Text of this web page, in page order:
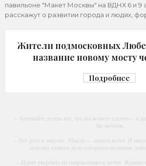
павильоне "Макет Москвы" на ВДНХ 6 и 9
расскажут о развитии города и людях,
Жители подмосковных
название новому мосту
Подробнее
-- Начинайте делать все, что вы можете сделать – и
бы мечтать.
-- Все дело в мыслях. Мысль — начало всего. И
поэтому главное дело совершенствования:
-- Идите уверенно по направлению к мечте.